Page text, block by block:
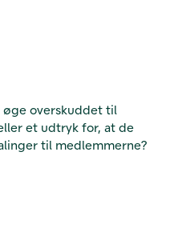
øge overskuddet til
et udtryk for, at de
til medlemmerne?